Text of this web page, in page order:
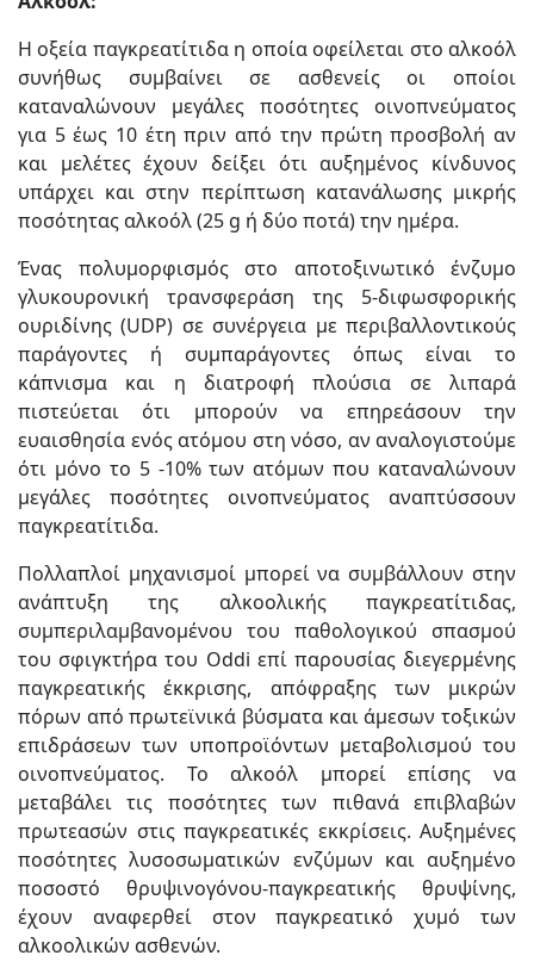
Η οξεία παγκρεατίτιδα η οποία οφείλεται στο αλκοόλ
συνήθως συμβαίνει σε ασθενείς οι οποίοι
καταναλώνουν μεγάλες ποσότητες οινοπνεύματος
για 5 έως 10 έτη πριν από την πρώτη προσβολή αν
και μελέτες έχουν δείξει ότι αυξημένος κίνδυνος
υπάρχει και στην περίπτωση κατανάλωσης μικρής
ποσότητας αλκοόλ (25 g ή δύο ποτά) την ημέρα.
Ένας πολυμορφισμός στο αποτοξινωτικό ένζυμο
γλυκουρονική τρανσφεράση της 5-διφωσφορικής
ουριδίνης (UDP) σε συνέργεια με περιβαλλοντικούς
παράγοντες ή συμπαράγοντες όπως είναι το
κάπνισμα και η διατροφή πλούσια σε λιπαρά
πιστεύεται ότι μπορούν να επηρεάσουν την
ευαισθησία ενός ατόμου στη νόσο, αν αναλογιστούμε
ότι μόνο το 5 -10% των ατόμων που καταναλώνουν
μεγάλες ποσότητες οινοπνεύματος αναπτύσσουν
παγκρεατίτιδα.
Πολλαπλοί μηχανισμοί μπορεί να συμβάλλουν στην
ανάπτυξη της αλκοολικής παγκρεατίτιδας,
συμπεριλαμβανομένου του παθολογικού σπασμού
του σφιγκτήρα του Oddi επί παρουσίας διεγερμένης
παγκρεατικής έκκρισης, απόφραξης των μικρών
πόρων από πρωτεϊνικά βύσματα και άμεσων τοξικών
επιδράσεων των υποπροϊόντων μεταβολισμού του
οινοπνεύματος. Το αλκοόλ μπορεί επίσης να
μεταβάλει τις ποσότητες των πιθανά επιβλαβών
πρωτεασών στις παγκρεατικές εκκρίσεις. Αυξημένες
ποσότητες λυσοσωματικών ενζύμων και αυξημένο
ποσοστό θρυψινογόνου-παγκρεατικής θρυψίνης,
έχουν αναφερθεί στον παγκρεατικό χυμό των
αλκοολικών ασθενών.